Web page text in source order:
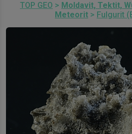
TOP GEO > Moldavit, Tektit,
Meteorit > Fulgurit